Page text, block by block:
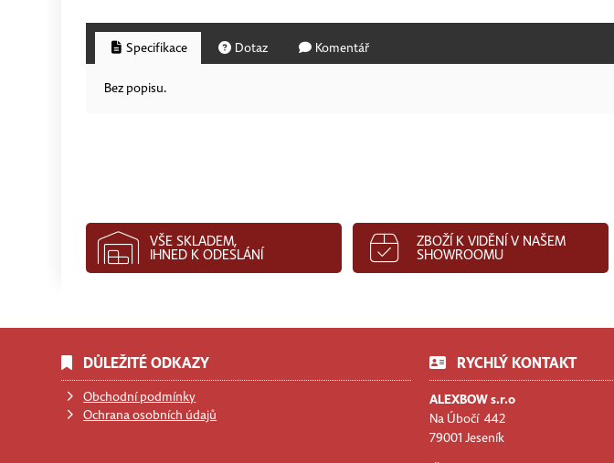
Specifikace Dotaz Komentář
Bez popisu.
VŠE SKLADEM,
IHNED K ODESLÁNÍ
ZBOŽÍ K VIDĚNÍ V NAŠEM
SHOWROOMU
DŮLEŽITÉ ODKAZY
Obchodní podmínky
Ochrana osobních údajů
RYCHLÝ KONTAKT
ALEXBOW s.r.o
Na Úbočí 442
79001 Jeseník